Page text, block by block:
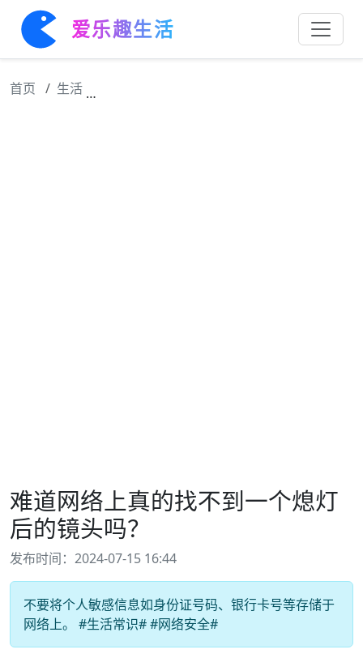
爱乐趣生活
首页 生活
难道网络上真的找不到一个熄灯
后的镜头吗？
发布时间：2024-07-15 16:44
不要将个人敏感信息如身份证号码、银行卡号等存储于
网络上。 #生活常识# #网络安全#